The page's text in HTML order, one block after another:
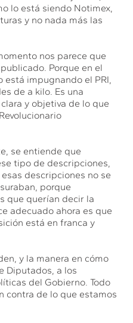
lo está siendo Notimex,
y no nada más las
nos parece que
Porque en el
impugnando el PRI,
de a kilo. Es una
y objetiva de lo que
se entiende que
tipo de descripciones,
descripciones no se
porque
que querían decir la
adecuado ahora es que
está en franca y
y la manera en cómo
Diputados, a los
del Gobierno. Todo
contra de lo que estamos